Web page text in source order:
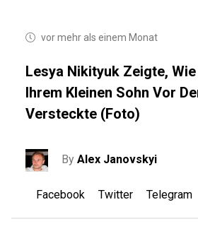
vor mehr als einem Monat
Lesya Nikityuk Zeigte,
Ihrem Kleinen Sohn Vor
Versteckte (Foto)
ByAlex Janovskyi
Facebook Twitter Telegram